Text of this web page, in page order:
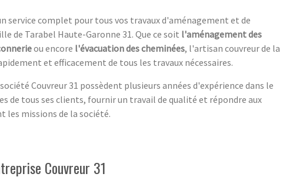
service complet pour tous vos travaux d'aménagement et de
de Tarabel Haute-Garonne 31. Que ce soit l'aménagement des
ou encore l'évacuation des cheminées, l'artisan couvreur de la
et efficacement de tous les travaux nécessaires.
Couvreur 31 possèdent plusieurs années d'expérience dans le
de tous ses clients, fournir un travail de qualité et répondre aux
les missions de la société.
Couvreur 31